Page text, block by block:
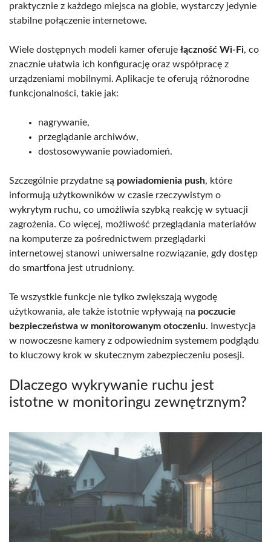
praktycznie z każdego miejsca na globie, wystarczy jedynie
stabilne połączenie internetowe.
Wiele dostępnych modeli kamer oferuje łączność Wi-Fi, co
znacznie ułatwia ich konfigurację oraz współpracę z
urządzeniami mobilnymi. Aplikacje te oferują różnorodne
funkcjonalności, takie jak:
nagrywanie,
przeglądanie archiwów,
dostosowywanie powiadomień.
Szczególnie przydatne są powiadomienia push, które
informują użytkowników w czasie rzeczywistym o
wykrytym ruchu, co umożliwia szybką reakcję w sytuacji
zagrożenia. Co więcej, możliwość przeglądania materiałów
na komputerze za pośrednictwem przeglądarki
internetowej stanowi uniwersalne rozwiązanie, gdy dostęp
do smartfona jest utrudniony.
Te wszystkie funkcje nie tylko zwiększają wygodę
użytkowania, ale także istotnie wpływają na poczucie
bezpieczeństwa w monitorowanym otoczeniu. Inwestycja
w nowoczesne kamery z odpowiednim systemem podglądu
to kluczowy krok w skutecznym zabezpieczeniu posesji.
Dlaczego wykrywanie ruchu jest
istotne w monitoringu zewnętrznym?